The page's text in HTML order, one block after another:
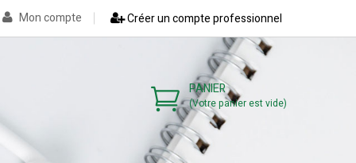
Créer un compte professionnel
Mon compte
PANIER
(Votre panier est vide)